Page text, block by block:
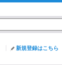
新規登録はこちら